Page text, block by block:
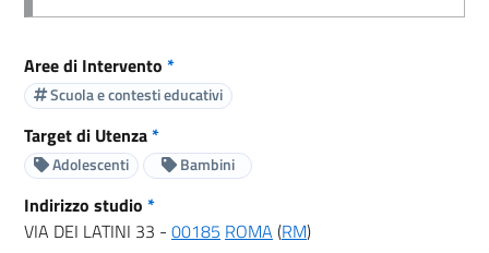
Aree di Intervento *
Scuola e contesti educativi
Target di Utenza*
Adolescenti Bambini
Indirizzo studio *
VIA DEI LATINI 33 - 00185 ROMA (RM)